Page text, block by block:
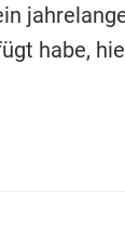
habe,